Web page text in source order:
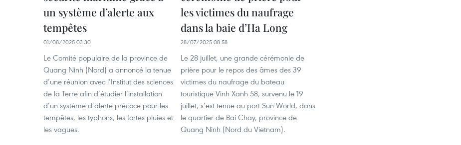
un système d’alerte aux
tempêtes
01/08/2025 03:30
Le Comité populaire de la province de
Quang Ninh (Nord) a annoncé la tenue
d’une réunion avec l’Institut des sciences
de la Terre afin d’étudier l’installation
d’un système d’alerte précoce pour les
tempêtes, les typhons, les fortes pluies et
les vagues.
les victimes du naufrage
dans la baie d’Ha Long
28/07/2025 08:58
Le 28 juillet, une grande cérémonie de
prière pour le repos des âmes des 39
victimes du naufrage du bateau
touristique Vinh Xanh 58, survenu le 19
juillet, s’est tenue au port Sun World, dans
le quartier de Bai Chay, province de
Quang Ninh (Nord du Vietnam).